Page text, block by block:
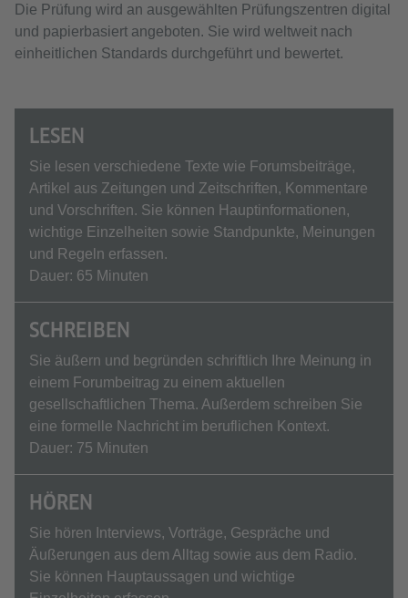
Die Prüfung wird an ausgewählten Prüfungszentren digital
und papierbasiert angeboten. Sie wird weltweit nach
einheitlichen Standards durchgeführt und bewertet.
LESEN
Sie lesen verschiedene Texte wie Forumsbeiträge,
Artikel aus Zeitungen und Zeitschriften, Kommentare
und Vorschriften. Sie können Hauptinformationen,
wichtige Einzelheiten sowie Standpunkte, Meinungen
und Regeln erfassen.
Dauer: 65 Minuten
SCHREIBEN
Sie äußern und begründen schriftlich Ihre Meinung in
einem Forumbeitrag zu einem aktuellen
gesellschaftlichen Thema. Außerdem schreiben Sie
eine formelle Nachricht im beruflichen Kontext.
Dauer: 75 Minuten
HÖREN
Sie hören Interviews, Vorträge, Gespräche und
Äußerungen aus dem Alltag sowie aus dem Radio.
Sie können Hauptaussagen und wichtige